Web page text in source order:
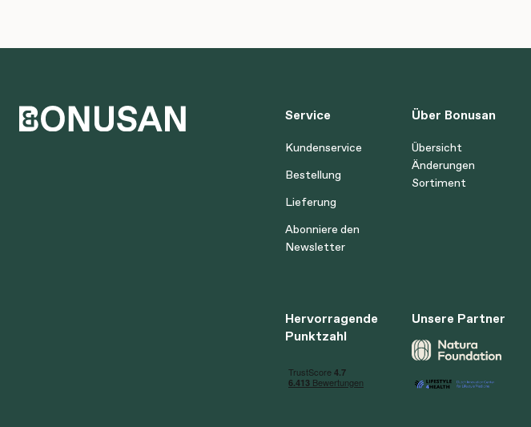
Service
Kundenservice
Bestellung
Lieferung
Abonniere den
Newsletter
Über Bonusan
Übersicht
Änderungen
Sortiment
Hervorragende
Punktzahl
Unsere Partner